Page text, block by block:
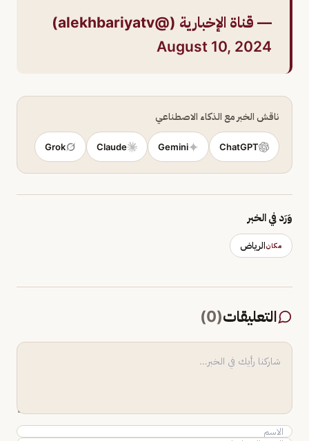
— قناة الإخبارية (@alekhbariyatv)
August 10, 2024
ناقش الخبر مع الذكاء الاصطناعي
ChatGPT
Gemini
Claude
Grok
وَرَد في الخبر
مكانالرياض
التعليقات(
0
)